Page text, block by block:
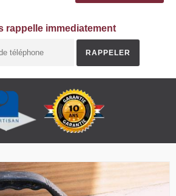
rappelle immediatement